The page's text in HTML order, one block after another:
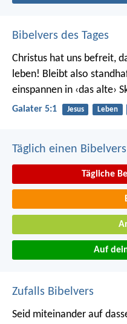
Bibelvers des Tages
Christus hat uns befreit,
leben! Bleibt also
einspannen in ‹das alte›
Galater 5:1 Jesus Leben
Täglich einen
Tägliche
Auf
Zufalls Bibelvers
Seid miteinander auf